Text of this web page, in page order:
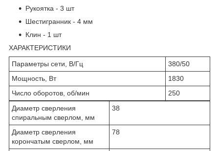
Рукоятка - 3 шт
Шестигранник - 4 мм
Клин - 1 шт
ХАРАКТЕРИСТИКИ
Параметры сети, В/Гц
380/50
Мощность, Вт
1830
Число оборотов, об/мин
250
Диаметр сверления
спиральным сверлом, мм
38
Диаметр сверления
корончатым сверлом, мм
78